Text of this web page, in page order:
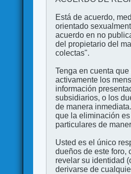
Está de acuerdo,
orientado
acuerdo en no
del propietario del
colectas".
Tenga en cuenta
activamente los
información
subsidiarios, o los
de manera
que la eliminación
particulares de
Usted es el único
dueños de este foro,
revelar su identidad
derivarse de